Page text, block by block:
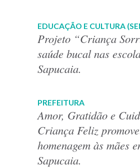
EDUCAÇÃO E CULTURA
Projeto “Criança
saúde bucal nas
Sapucaia.
PREFEITURA
Amor, Gratidão e
Criança Feliz
homenagem às mães
Sapucaia.